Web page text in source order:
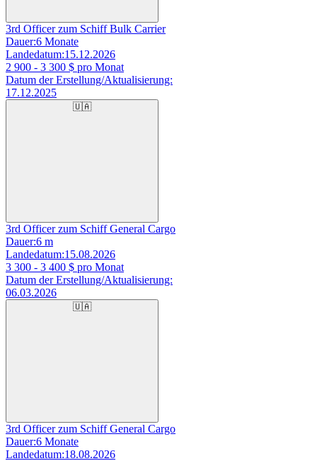
3rd Officer zum Schiff Bulk Carrier
Dauer:6 Monate
Landedatum:15.12.2026
2 900 - 3 300 $ pro Monat
Datum der Erstellung/Aktualisierung:
17.12.2025
🇺🇦
3rd Officer zum Schiff General Cargo
Dauer:6 m
Landedatum:15.08.2026
3 300 - 3 400 $ pro Monat
Datum der Erstellung/Aktualisierung:
06.03.2026
🇺🇦
3rd Officer zum Schiff General Cargo
Dauer:6 Monate
Landedatum:18.08.2026